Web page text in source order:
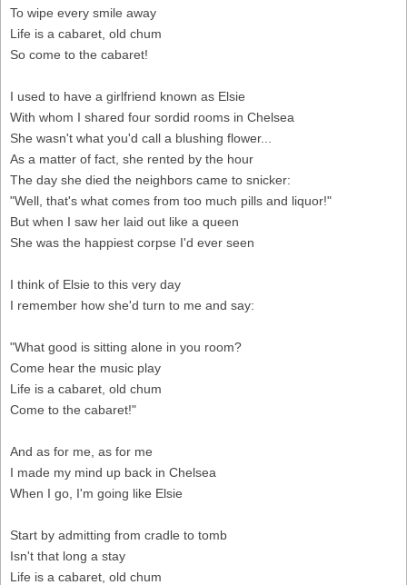
To wipe every smile away
Life is a cabaret, old chum
So come to the cabaret!
I used to have a girlfriend known as Elsie
With whom I shared four sordid rooms in Chelsea
She wasn't what you'd call a blushing flower...
As a matter of fact, she rented by the hour
The day she died the neighbors came to snicker:
"Well, that's what comes from too much pills and liquor!"
But when I saw her laid out like a queen
She was the happiest corpse I'd ever seen
I think of Elsie to this very day
I remember how she'd turn to me and say:
"What good is sitting alone in you room?
Come hear the music play
Life is a cabaret, old chum
Come to the cabaret!"
And as for me, as for me
I made my mind up back in Chelsea
When I go, I'm going like Elsie
Start by admitting from cradle to tomb
Isn't that long a stay
Life is a cabaret, old chum